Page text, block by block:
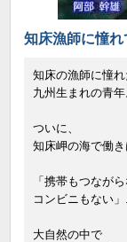
知床漁師に憧れ
知床の漁師に憧れ
九州生まれの青年
ついに、
知床岬の海で働
「携帯もつながら
コンビニもない」
大自然の中で